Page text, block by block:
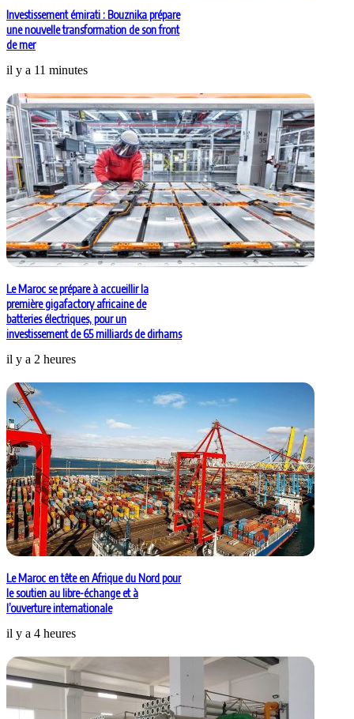
Investissement émirati : Bouznika prépare
une nouvelle transformation de son front
de mer
il y a 11 minutes
Le Maroc se prépare à accueillir la
première gigafactory africaine de
batteries électriques, pour un
investissement de 65 milliards de dirhams
il y a 2 heures
Le Maroc en tête en Afrique du Nord pour
le soutien au libre-échange et à
l’ouverture internationale
il y a 4 heures